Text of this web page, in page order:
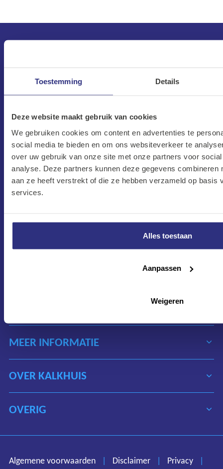
Toestemming Details
Deze website maakt gebruik van cookies
We gebruiken cookies om content en advertenties te
social media te bieden en om ons websiteverkeer te
over uw gebruik van onze site met onze partners voor
analyse. Deze partners kunnen deze gegevens combineren
aan ze heeft verstrekt of die ze hebben verzameld op basis
services.
Alles toestaan
Aanpassen
Weigeren
Disclaimer
Privacy
MEER INFORMATIE
OVER KALKHUIS
CONTACT
Maandag–Vrijdag
7:30 –17:00
Zaterdag
8:00 –13:00
OVERIG
Algemene voorwaarden | Disclaimer | Privacy
|